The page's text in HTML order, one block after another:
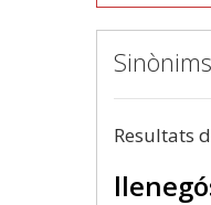
Resultats